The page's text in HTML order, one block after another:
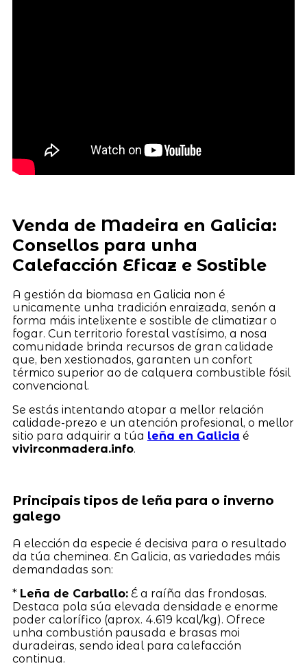
Venda de Madeira en Galicia:
Consellos para unha
Calefacción Eficaz e Sostible
A gestión da biomasa en Galicia non é
unicamente unha tradición enraizada, senón a
forma máis intelixente e sostible de climatizar o
fogar. Cun territorio forestal vastísimo, a nosa
comunidade brinda recursos de gran calidade
que, ben xestionados, garanten un confort
térmico superior ao de calquera combustible fósil
convencional.
Se estás intentando atopar a mellor relación
calidade-prezo e un atención profesional, o mellor
sitio para adquirir a túa leña en Galicia é
vivirconmadera.info.
Principais tipos de leña para o inverno
galego
A elección da especie é decisiva para o resultado
da túa cheminea. En Galicia, as variedades máis
demandadas son:
* Leña de Carballo:É a raíña das frondosas.
Destaca pola súa elevada densidade e enorme
poder calorífico (aprox. 4.619 kcal/kg). Ofrece
unha combustión pausada e brasas moi
duradeiras, sendo ideal para calefacción
continua.